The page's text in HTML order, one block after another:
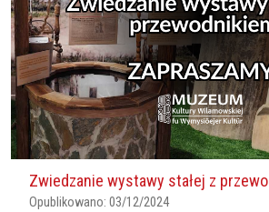
Zwiedzanie wystawy stałej z
Opublikowano: 03/12/2024